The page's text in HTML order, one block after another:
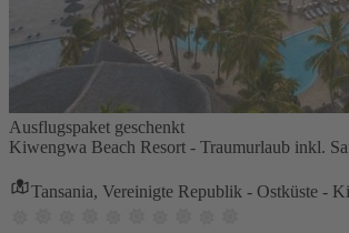
Ausflugspaket geschenkt
Kiwengwa Beach Resort - Traumurlaub inkl.
Tansania, Vereinigte Republik - Ostküste -